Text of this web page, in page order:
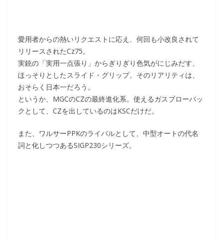
愛用者からの熱いリクエストに応え、何回も小改良されて
リリースされたCz75。
実銃の「実用一点張り」からぎりぎり色気がにじみだす、
ほっそりとしたスライド・グリップ。そのリアリティは、
おそらく日本一だろう。
というか、MGCのCZの最終進化系。使えるガスブローバッ
クとして、CZを出しているのはKSCだけだ。
また、ワルサーPPKのライバルとして、中型オートの代名
詞と化しつつあるSIGP230シリーズ。